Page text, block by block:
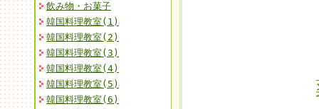
飲み物・お菓子
韓国料理教室(1)
韓国料理教室(2)
韓国料理教室(3)
韓国料理教室(4)
韓国料理教室(5)
韓国料理教室(6)